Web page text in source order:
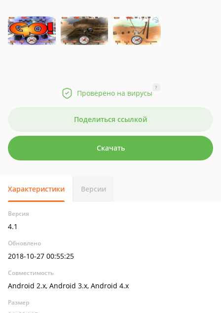
Проверено на вирусы
?
Поделиться ссылкой
Скачать
Характеристики Версии
Версия
4.1
Обновлено
2018-10-27 00:55:25
Совместимость
Android 2.x, Android 3.x, Android 4.x
Размер